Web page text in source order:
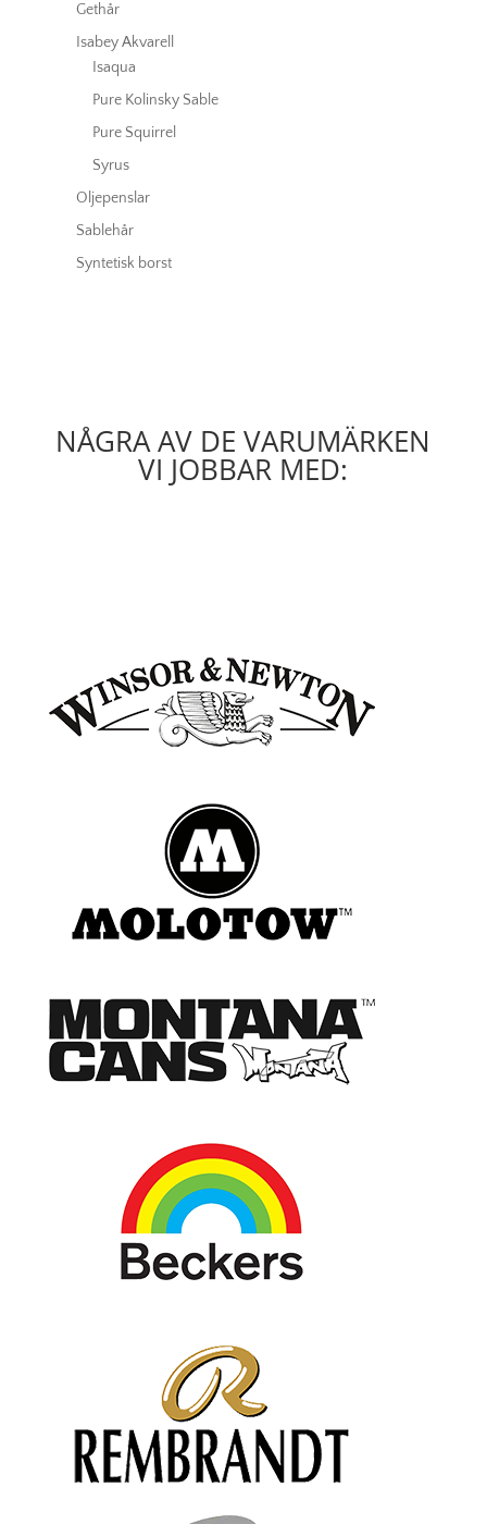
Gethår
Isabey Akvarell
Isaqua
Pure Kolinsky Sable
Pure Squirrel
Syrus
Oljepenslar
Sablehår
Syntetisk borst
NÅGRA AV DE VARUMÄRKEN
VI JOBBAR MED: